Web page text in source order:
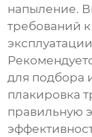
напыление.
требований
для подбора
плакировка
правильную